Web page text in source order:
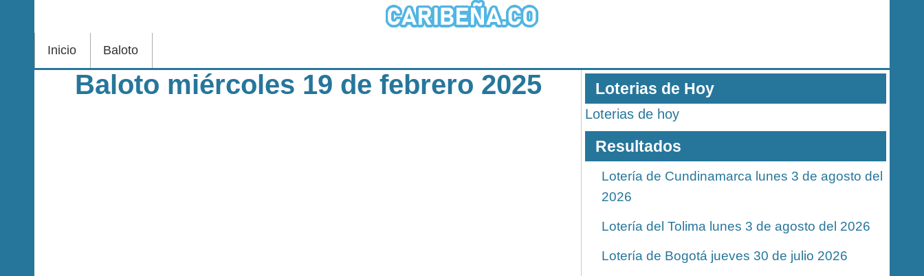
Inicio Baloto
Baloto miércoles 19 de febrero 2025 Loterias de Hoy
Loterias de hoy
Resultados
Lotería de Cundinamarca lunes 3 de agosto del
2026
Lotería del Tolima lunes 3 de agosto del 2026
Lotería de Bogotá jueves 30 de julio 2026